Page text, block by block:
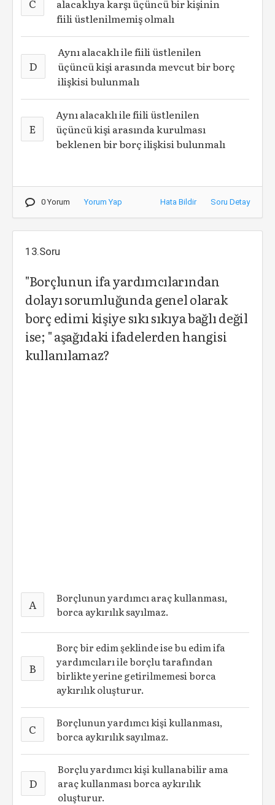
C
alacaklıya karşı üçüncü bir kişinin
fiili üstlenilmemiş olmalı
D
Aynı alacaklı ile fiili üstlenilen
üçüncü kişi arasında mevcut bir borç
ilişkisi bulunmalı
E
Aynı alacaklı ile fiili üstlenilen
üçüncü kişi arasında kurulması
beklenen bir borç ilişkisi bulunmalı
0 Yorum Yorum Yap Hata Bildir Soru Detay
13.Soru
"Borçlunun ifa yardımcılarından
dolayı sorumluğunda genel olarak
borç edimi kişiye sıkı sıkıya bağlı değil
ise; " aşağıdaki ifadelerden hangisi
kullanılamaz?
A
Borçlunun yardımcı araç kullanması,
borca aykırılık sayılmaz.
B
Borç bir edim şeklinde ise bu edim ifa
yardımcıları ile borçlu tarafından
birlikte yerine getirilmemesi borca
aykırılık oluşturur.
C
Borçlunun yardımcı kişi kullanması,
borca aykırılık sayılmaz.
D
Borçlu yardımcı kişi kullanabilir ama
araç kullanması borca aykırılık
oluşturur.